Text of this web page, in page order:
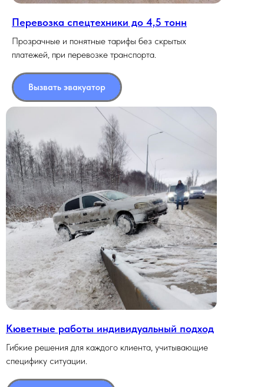
Перевозка спецтехники до 4,5 тонн
Прозрачные и понятные тарифы без скрытых
платежей, при перевозке транспорта.
Вызвать эвакуатор
Кюветные работы индивидуальный подход
Гибкие решения для каждого клиента, учитывающие
специфику ситуации.